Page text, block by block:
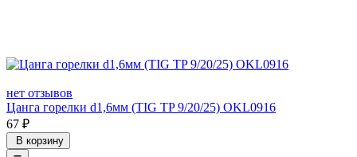
нет отзывов
Цанга горелки d1,6мм (TIG TP 9/20/25) OKL0916
67 ₽
В корзину